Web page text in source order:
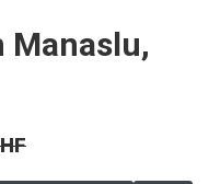
Manaslu,